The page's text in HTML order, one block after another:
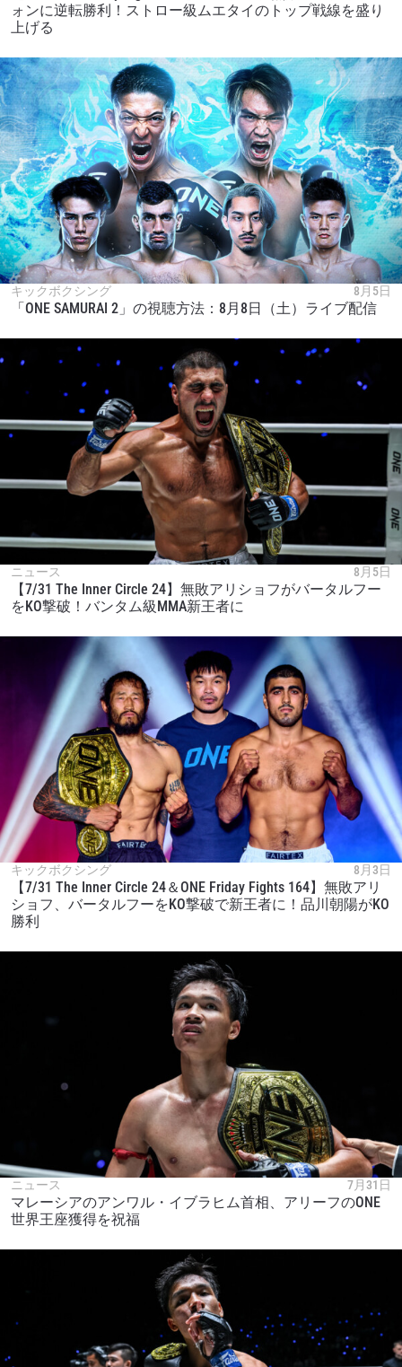
ォンに逆転勝利！ストロー級ムエタイのトップ戦線を盛り
上げる
キックボクシング 8月5日
「ONE SAMURAI 2」の視聴方法：8月8日（土）ライブ配信
ニュース 8月5日
【7/31 The Inner Circle 24】無敗アリショフがバータルフー
をKO撃破！バンタム級MMA新王者に
キックボクシング 8月3日
【7/31 The Inner Circle 24＆ONE Friday Fights 164】無敗アリ
ショフ、バータルフーをKO撃破で新王者に！品川朝陽がKO
勝利
ニュース 7月31日
マレーシアのアンワル・イブラヒム首相、アリーフのONE
世界王座獲得を祝福